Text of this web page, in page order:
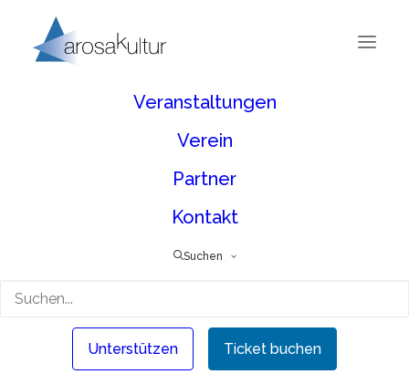
Veranstaltungen
Verein
Partner
Kontakt
Unterstützen Ticket buchen
Suchen